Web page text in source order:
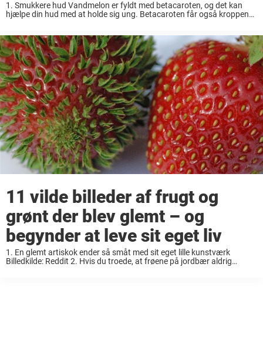
1. Smukkere hud Vandmelon er fyldt med betacaroten, og det kan
hjælpe din hud med at holde sig ung. Betacaroten får også kroppens
11 vilde billeder af frugt og
grønt der blev glemt – og
begynder at leve sit eget liv
1. En glemt artiskok ender så småt med sit eget lille kunstværk
Billedkilde: Reddit 2. Hvis du troede, at frøene på jordbær aldrig